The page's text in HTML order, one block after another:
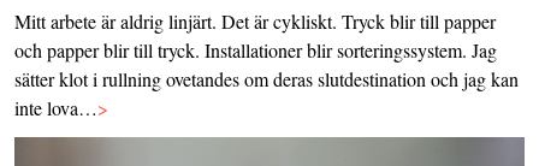
Mitt arbete är aldrig linjärt. Det är cykliskt. Tryck blir till papper
och papper blir till tryck. Installationer blir sorteringssystem. Jag
sätter klot i rullning ovetandes om deras slutdestination och jag kan
inte lova…>